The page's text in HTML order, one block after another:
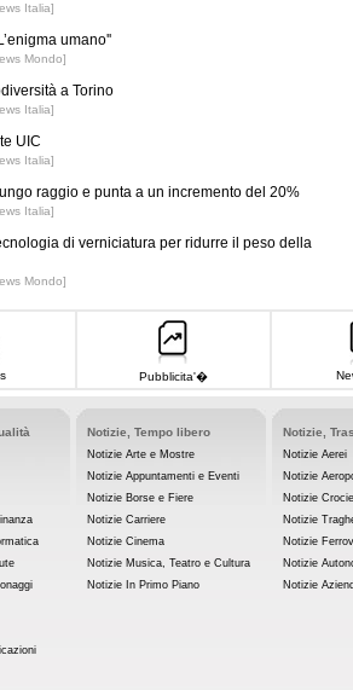
Italia]
umano''
Mondo]
a Torino
Italia]
UIC
Italia]
raggio e punta a un incremento del 20%
Italia]
di verniciatura per ridurre il peso della
Mondo]
Pubblicita'�
Notizie, Tempo libero
Notizie Arte e Mostre
Notizie Appuntamenti e Eventi
Notizie Borse e Fiere
Notizie Carriere
Notizie Cinema
Notizie Musica, Teatro e Cultura
Notizie In Primo Piano
Notizie,
Notizie Aerei
Notizie
Notizie
Notizie
Notizie
Notizie
Notizie